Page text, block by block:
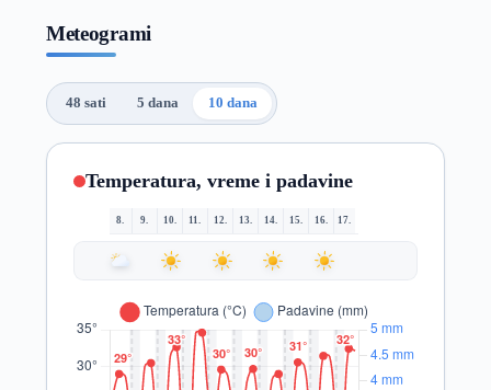
Meteogrami
48 sati 5 dana 10 dana
Temperatura, vreme i padavine
8. 9. 10. 11. 12. 13. 14. 15. 16. 17.